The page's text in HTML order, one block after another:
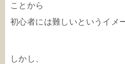
ことから
初心者には難しいというイメ
しかし、